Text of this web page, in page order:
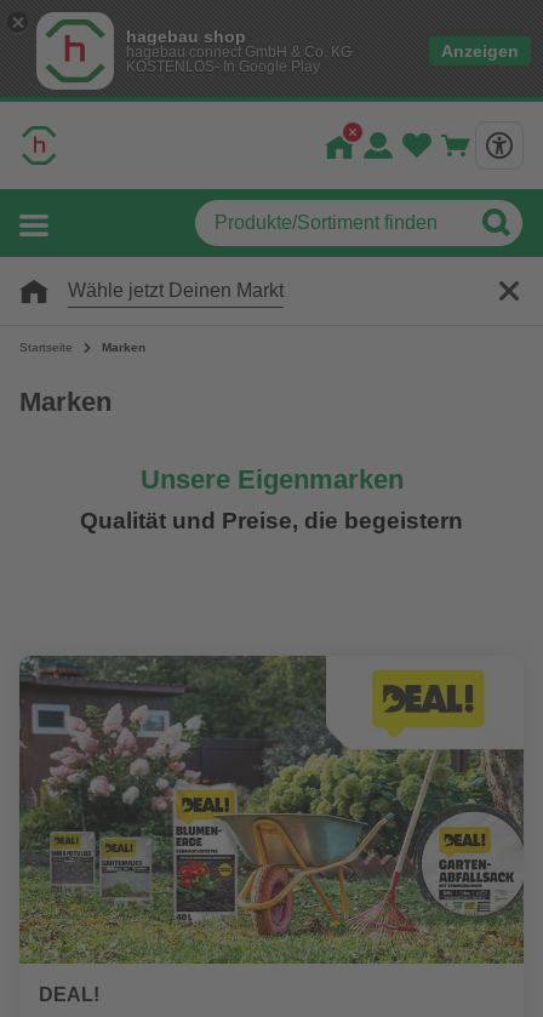
hagebau shop
hagebau connect GmbH & Co. KG
KOSTENLOS- In Google Play
Anzeigen
Wähle jetzt Deinen Markt
Startseite Marken
Marken
Unsere Eigenmarken
Qualität und Preise, die begeistern
DEAL!